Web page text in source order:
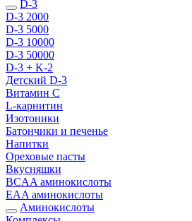
D-3
D-3 2000
D-3 5000
D-3 10000
D-3 50000
D-3 + K-2
Детский D-3
Витамин С
L-карнитин
Изотоники
Батончики и печенье
Напитки
Ореховые пасты
Вкусняшки
BCAA аминокислоты
EAA аминокислоты
Аминокислоты